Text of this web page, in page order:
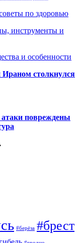
по здоровью
инструменты и
и особенности
столкнулся
повреждены
#берёза #брест